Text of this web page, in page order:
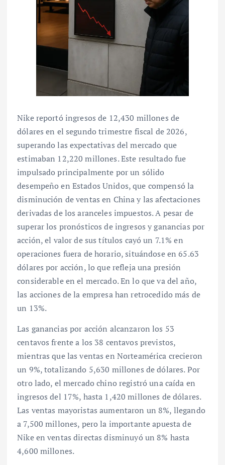
Nike reportó ingresos de 12,430 millones de
dólares en el segundo trimestre fiscal de 2026,
superando las expectativas del mercado que
estimaban 12,220 millones. Este resultado fue
impulsado principalmente por un sólido
desempeño en Estados Unidos, que compensó la
disminución de ventas en China y las afectaciones
derivadas de los aranceles impuestos. A pesar de
superar los pronósticos de ingresos y ganancias por
acción, el valor de sus títulos cayó un 7.1% en
operaciones fuera de horario, situándose en 65.63
dólares por acción, lo que refleja una presión
considerable en el mercado. En lo que va del año,
las acciones de la empresa han retrocedido más de
un 13%.
Las ganancias por acción alcanzaron los 53
centavos frente a los 38 centavos previstos,
mientras que las ventas en Norteamérica crecieron
un 9%, totalizando 5,630 millones de dólares. Por
otro lado, el mercado chino registró una caída en
ingresos del 17%, hasta 1,420 millones de dólares.
Las ventas mayoristas aumentaron un 8%, llegando
a 7,500 millones, pero la importante apuesta de
Nike en ventas directas disminuyó un 8% hasta
4,600 millones.